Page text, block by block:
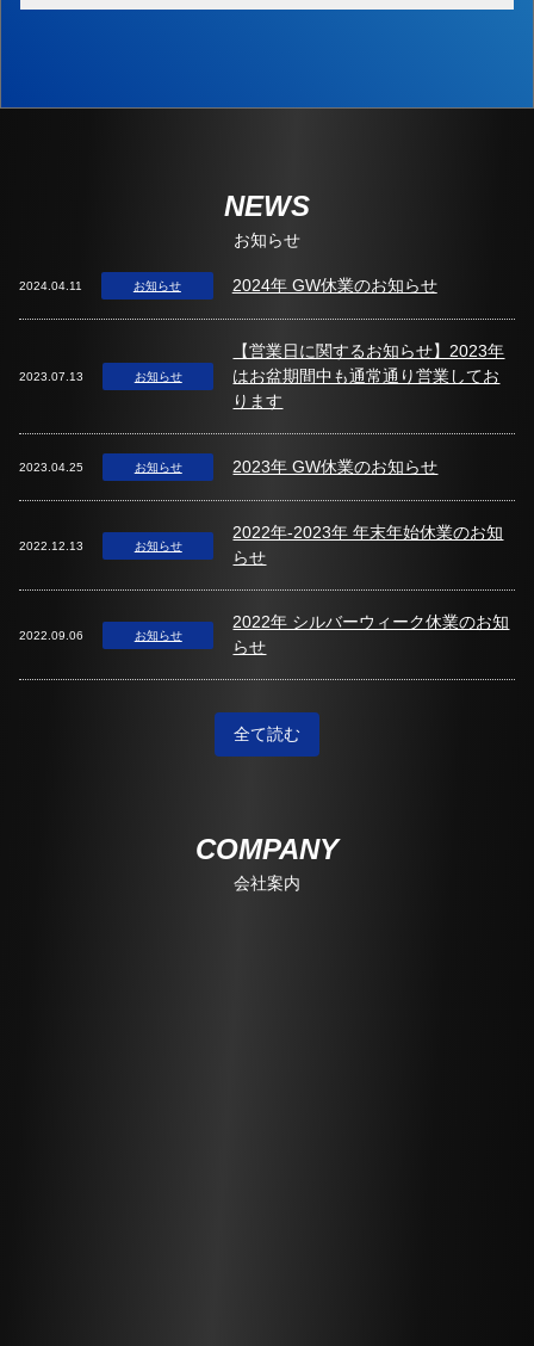
NEWS
お知らせ
全て読む
2024.04.11 お知らせ 2024年 GW休業のお知らせ
2023.07.13 お知らせ
【営業日に関するお知らせ】2023年
はお盆期間中も通常通り営業してお
ります
2023.04.25 お知らせ 2023年 GW休業のお知らせ
2022.12.13 お知らせ
2022年-2023年 年末年始休業のお知
らせ
2022.09.06 お知らせ
2022年 シルバーウィーク休業のお知
らせ
COMPANY
会社案内